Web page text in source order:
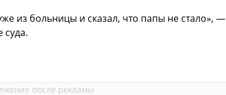
из больницы и сказал, что папы не стало», —
суда.